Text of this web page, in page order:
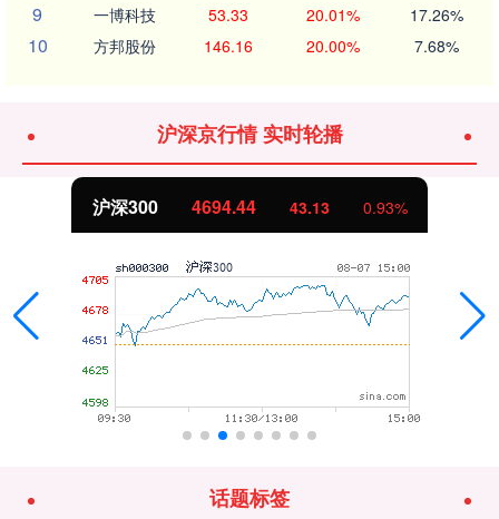
9 一博科技 53.33 20.01% 17.26%
10 方邦股份 146.16 20.00% 7.68%
沪深京行情 实时轮播
沪深300 4694.44 43.13 0.93%
话题标签